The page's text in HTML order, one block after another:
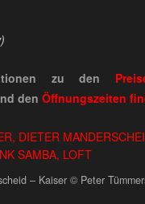
zu den
den Öffnungszeiten
– Kaiser © Peter